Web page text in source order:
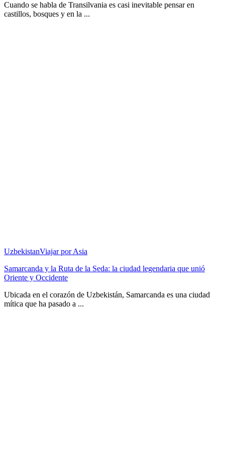
Cuando se habla de Transilvania es casi inevitable pensar en
castillos, bosques y en la ...
UzbekistanViajar por Asia
Samarcanda y la Ruta de la Seda: la ciudad legendaria que unió
Oriente y Occidente
Ubicada en el corazón de Uzbekistán, Samarcanda es una ciudad
mítica que ha pasado a ...